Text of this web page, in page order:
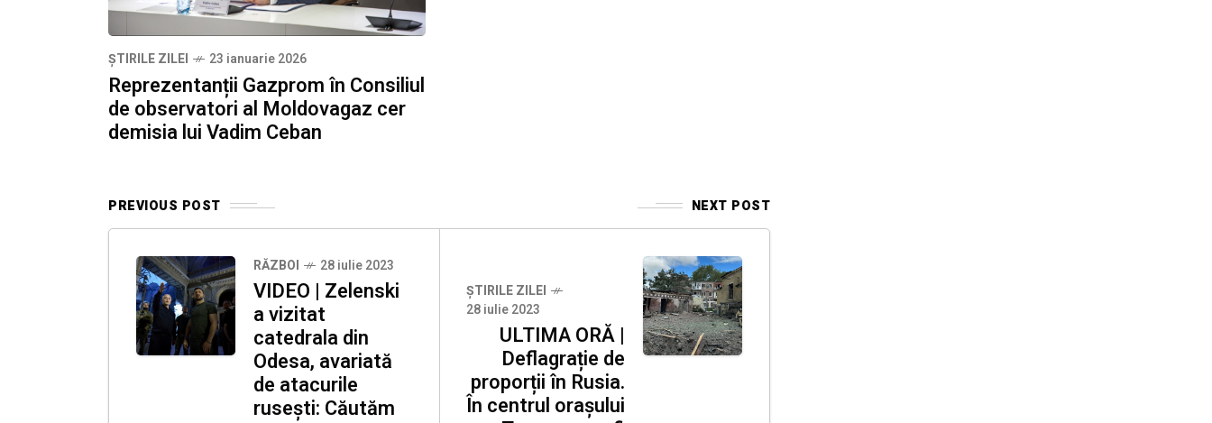
ȘTIRILE ZILEI 23 ianuarie 2026
Reprezentanții Gazprom în Consiliul
de observatori al Moldovagaz cer
demisia lui Vadim Ceban
PREVIOUS POST NEXT POST
RĂZBOI 28 iulie 2023
VIDEO | Zelenski
a vizitat
catedrala din
Odesa, avariată
de atacurile
rusești: Căutăm
ȘTIRILE ZILEI
28 iulie 2023
ULTIMA ORĂ |
Deflagrație de
proporții în Rusia.
În centrul orașului